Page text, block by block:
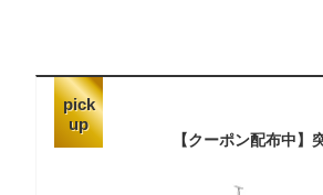
pick
up